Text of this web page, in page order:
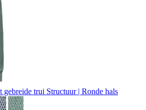
trui Structuur | Ronde hals